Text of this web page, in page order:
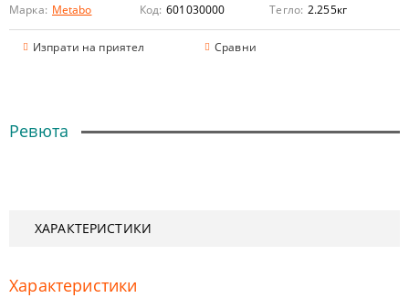
Марка: Metabo Код: 601030000 Тегло: 2.255кг
Изпрати на приятел Сравни
Ревюта
ХАРАКТЕРИСТИКИ
Характеристики